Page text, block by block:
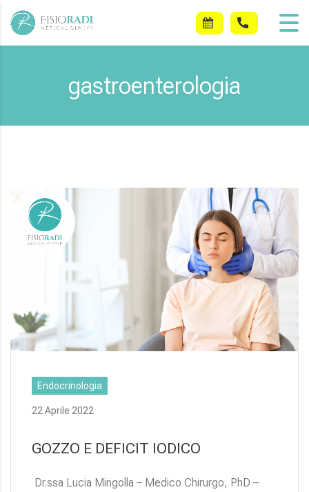
gastroenterologia
Endocrinologia
22 Aprile 2022
GOZZO E DEFICIT IODICO
Dr.ssa Lucia Mingolla – Medico Chirurgo, PhD –